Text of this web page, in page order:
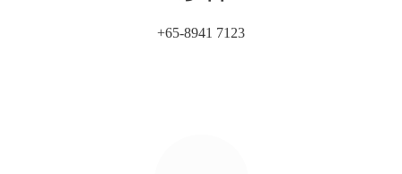
+65-8941 7123